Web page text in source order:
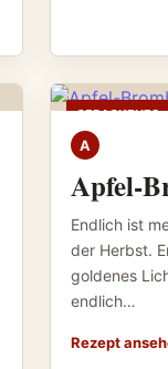
GEBACKENES
A
Apfel-
Endlich ist
der Herbst.
goldenes
endlich…
Rezept